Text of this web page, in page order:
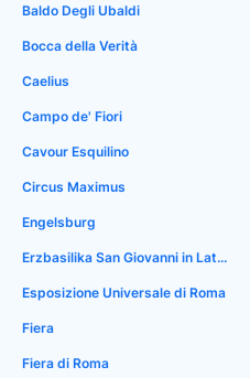
Baldo Degli Ubaldi
Bocca della Verità
Caelius
Campo de' Fiori
Cavour Esquilino
Circus Maximus
Engelsburg
Erzbasilika San Giovanni in Laterano
Esposizione Universale di Roma
Fiera
Fiera di Roma